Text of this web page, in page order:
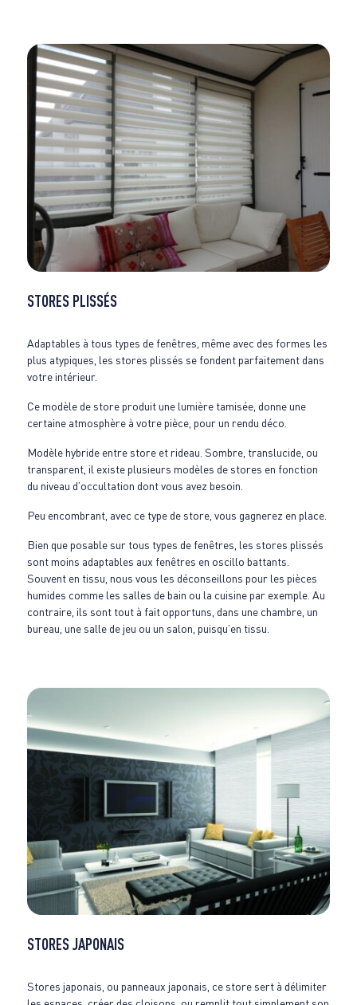
STORES PLISSÉS
Adaptables à tous types de fenêtres, même avec des formes les
plus atypiques, les stores plissés se fondent parfaitement dans
votre intérieur.
Ce modèle de store produit une lumière tamisée, donne une
certaine atmosphère à votre pièce, pour un rendu déco.
Modèle hybride entre store et rideau. Sombre, translucide, ou
transparent, il existe plusieurs modèles de stores en fonction
du niveau d’occultation dont vous avez besoin.
Peu encombrant, avec ce type de store, vous gagnerez en place.
Bien que posable sur tous types de fenêtres, les stores plissés
sont moins adaptables aux fenêtres en oscillo battants.
Souvent en tissu, nous vous les déconseillons pour les pièces
humides comme les salles de bain ou la cuisine par exemple. Au
contraire, ils sont tout à fait opportuns, dans une chambre, un
bureau, une salle de jeu ou un salon, puisqu’en tissu.
STORES JAPONAIS
Stores japonais, ou panneaux japonais, ce store sert à délimiter